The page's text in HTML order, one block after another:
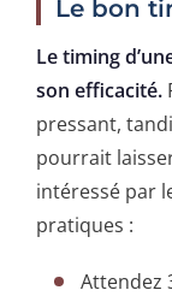
Le bon
Le timing
son efficacité.
pressant,
pourrait
intéressé par
pratiques :
Attendez